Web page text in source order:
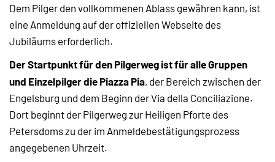
Dem Pilger den vollkommenen Ablass gewähren kann, ist
eine Anmeldung auf der offiziellen Webseite des
Jubiläums erforderlich.
Der Startpunkt für den Pilgerweg ist für alle Gruppen
und Einzelpilger die Piazza Pia, der Bereich zwischen der
Engelsburg und dem Beginn der Via della Conciliazione.
Dort beginnt der Pilgerweg zur Heiligen Pforte des
Petersdoms zu der im Anmeldebestätigungsprozess
angegebenen Uhrzeit.